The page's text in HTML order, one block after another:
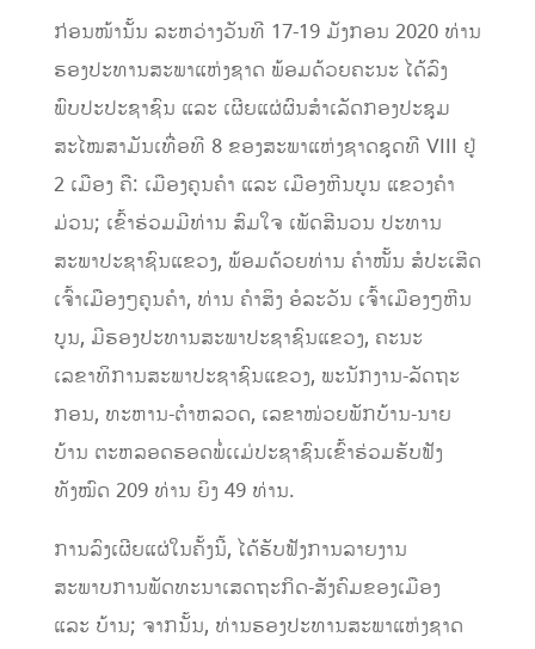
ກ່ອນໜ້ານັ້ນ ລະຫວ່າງວັນທີ 17-19 ມັງກອນ 2020 ທ່ານ
ຮອງປະທານສະພາແຫ່ງຊາດ ພ້ອມດ້ວຍຄະນະ ໄດ້ລົງ
ພົບປະປະຊາຊົນ ແລະ ເຜີຍແຜ່ຜົນສຳເລັດກອງປະຊຸມ
ສະໄໝສາມັນເທື່ອທີ 8 ຂອງສະພາແຫ່ງຊາດຊຸດທີ VIII ຢູ່
2 ເມືອງ ຄື: ເມືອງຄູນຄໍາ ແລະ ເມືອງຫີນບູນ ແຂວງຄໍາ
ມ່ວນ; ເຂົ້າຮ່ວມມີທ່ານ ສົມໃຈ ເພັດສີນວນ ປະທານ
ສະພາປະຊາຊົນແຂວງ, ພ້ອມດ້ວຍທ່ານ ຄໍາໜັ້ນ ສໍປະເສີດ
ເຈົ້າເມືອງໆຄູນຄໍາ, ທ່ານ ຄໍາສິງ ອໍລະວັນ ເຈົ້າເມືອງໆຫີນ
ບູນ, ມີຮອງປະທານສະພາປະຊາຊົນແຂວງ, ຄະນະ
ເລຂາທິການສະພາປະຊາຊົນແຂວງ, ພະນັກງານ-ລັດຖະ
ກອນ, ທະຫານ-ຕໍາຫລວດ, ເລຂາໜ່ວຍພັກບ້ານ-ນາຍ
ບ້ານ ຕະຫລອດຮອດພໍ່ເເມ່ປະຊາຊົນເຂົ້າຮ່ວມຮັບຟັງ
ທັງໝົດ 209 ທ່ານ ຍິງ 49 ທ່ານ.
ການລົງເຜີຍແຜ່ໃນຄັ້ງນີ້, ໄດ້ຮັບຟັງການລາຍງານ
ສະພາບການພັດທະນາເສດຖະກິດ-ສັງຄົມຂອງເມືອງ
ແລະ ບ້ານ; ຈາກນັ້ນ, ທ່ານຮອງປະທານສະພາແຫ່ງຊາດ